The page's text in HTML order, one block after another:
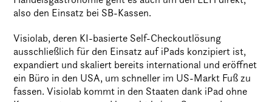
also den Einsatz bei SB-Kassen.
Visiolab, deren KI-basierte Self-Checkoutlösung
ausschließlich für den Einsatz auf iPads konzipiert ist,
expandiert und skaliert bereits international und eröffnet
ein Büro in den USA, um schneller im US-Markt Fuß zu
fassen. Visiolab kommt in den Staaten dank iPad ohne